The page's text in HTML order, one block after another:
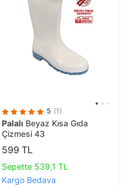
5 (1)
Palalı Beyaz Kısa Gıda
Çizmesi 43
599 TL
Sepette 539,1 TL
Kargo Bedava